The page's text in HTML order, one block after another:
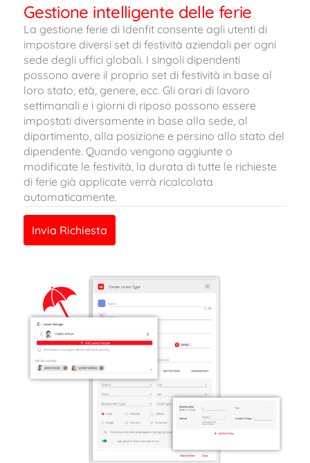
Gestione intelligente delle ferie
La gestione ferie di Idenfit consente agli utenti di
impostare diversi set di festività aziendali per ogni
sede degli uffici globali. I singoli dipendenti
possono avere il proprio set di festività in base al
loro stato, età, genere, ecc. Gli orari di lavoro
settimanali e i giorni di riposo possono essere
impostati diversamente in base alla sede, al
dipartimento, alla posizione e persino allo stato del
dipendente. Quando vengono aggiunte o
modificate le festività, la durata di tutte le richieste
di ferie già applicate verrà ricalcolata
automaticamente.
Invia Richiesta